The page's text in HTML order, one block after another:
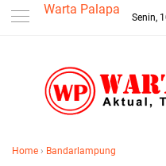
--> Warta Palapa
Senin,
Home › Bandarlampung